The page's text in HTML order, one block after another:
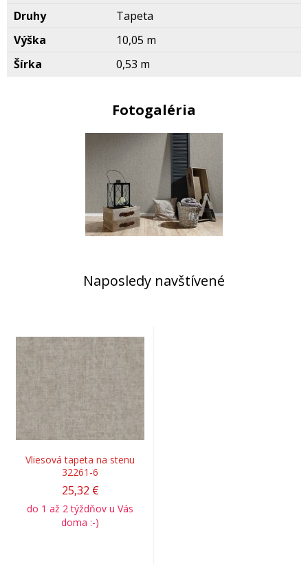
Druhy
Tapeta
Výška
10,05 m
Šírka
0,53 m
Fotogaléria
Naposledy navštívené
Vliesová tapeta na stenu
32261-6
25,32 €
do 1 až 2 týždňov u Vás
doma :-)